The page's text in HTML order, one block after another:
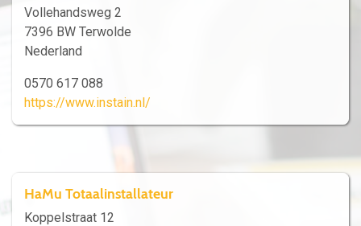
Vollehandsweg 2
7396 BW Terwolde
Nederland
0570 617 088
https://www.instain.nl/
HaMu Totaalinstallateur
Koppelstraat 12